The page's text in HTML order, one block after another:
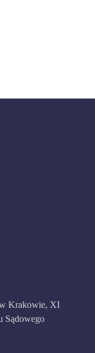
Krakowie, XI
Sądowego